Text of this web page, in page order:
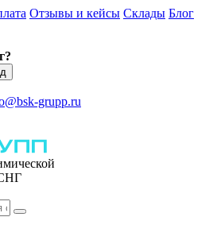
Отзывы и кейсы Склады Блог
grupp.ru